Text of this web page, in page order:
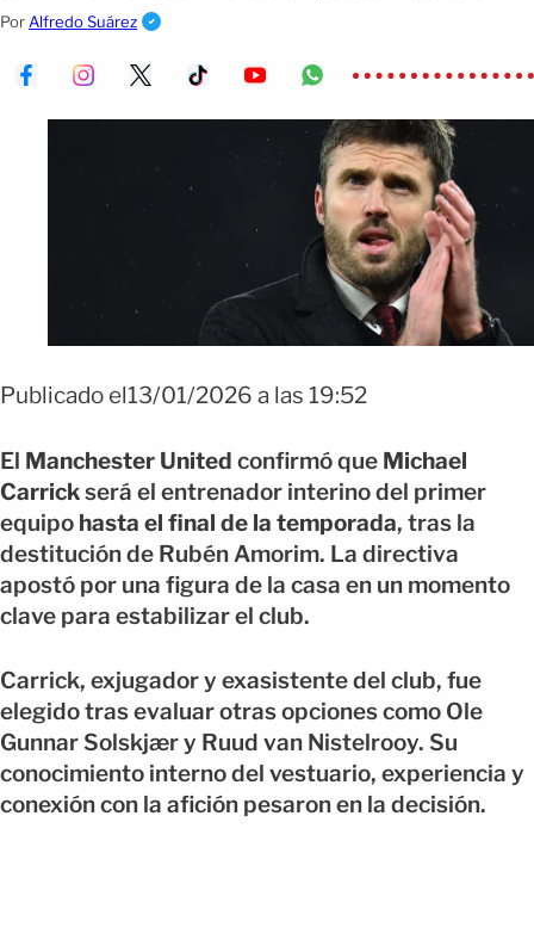
ante el City.
Por Alfredo Suárez
Publicado el13/01/2026 a las 19:52
El Manchester United confirmó que Michael
Carrickserá el entrenador interino del primer
equipo hasta el final de la temporada, tras la
destitución de Rubén Amorim. La directiva
apostó por una figura de la casa en un momento
clave para estabilizar el club.
Carrick, exjugador y exasistente del club, fue
elegido tras evaluar otras opciones como Ole
Gunnar Solskjær y Ruud van Nistelrooy. Su
conocimiento interno del vestuario, experiencia y
conexión con la afición pesaron en la decisión.